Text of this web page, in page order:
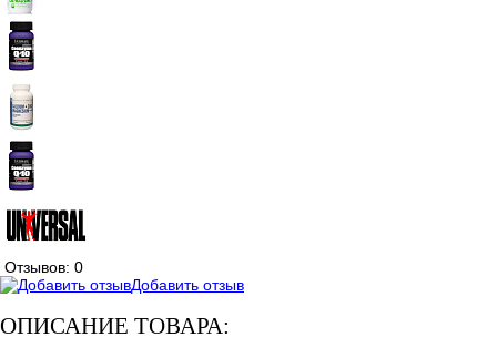
Отзывов: 0
Добавить отзыв
ОПИСАНИЕ ТОВАРА: